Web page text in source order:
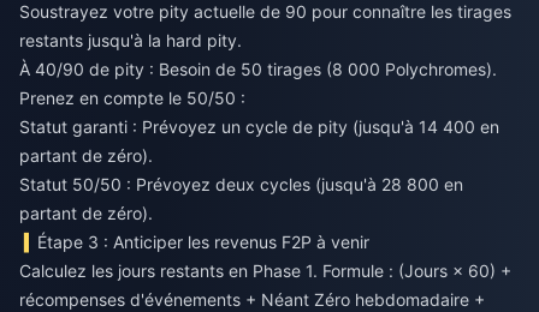
Soustrayez votre pity actuelle de 90 pour connaître les tirages
restants jusqu'à la hard pity.
À 40/90 de pity : Besoin de 50 tirages (8 000 Polychromes).
Prenez en compte le 50/50 :
Statut garanti : Prévoyez un cycle de pity (jusqu'à 14 400 en
partant de zéro).
Statut 50/50 : Prévoyez deux cycles (jusqu'à 28 800 en
partant de zéro).
Étape 3 : Anticiper les revenus F2P à venir
Calculez les jours restants en Phase 1. Formule : (Jours × 60) +
récompenses d'événements + Néant Zéro hebdomadaire +